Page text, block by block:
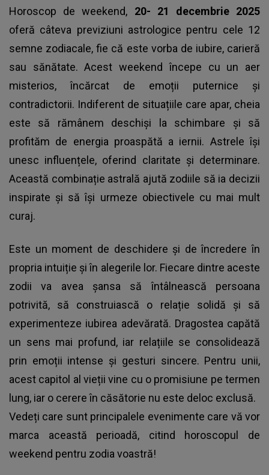
Horoscop de weekend, 20- 21 decembrie 2025
oferă câteva previziuni astrologice pentru cele 12
semne zodiacale, fie că este vorba de iubire, carieră
sau sănătate. Acest weekend începe cu un aer
misterios, încărcat de emoții puternice și
contradictorii. Indiferent de situațiile care apar, cheia
este să rămânem deschiși la schimbare și să
profităm de energia proaspătă a iernii. Astrele își
unesc influențele, oferind claritate și determinare.
Această combinație astrală ajută zodiile să ia decizii
inspirate și să își urmeze obiectivele cu mai mult
curaj.
Este un moment de deschidere și de încredere în
propria intuiție și în alegerile lor. Fiecare dintre aceste
zodii va avea șansa să întâlnească persoana
potrivită, să construiască o relație solidă și să
experimenteze iubirea adevărată. Dragostea capătă
un sens mai profund, iar relațiile se consolidează
prin emoții intense și gesturi sincere. Pentru unii,
acest capitol al vieții vine cu o promisiune pe termen
lung, iar o cerere în căsătorie nu este deloc exclusă.
Vedeți care sunt principalele evenimente care vă vor
marca această perioadă, citind horoscopul de
weekend pentru zodia voastră!